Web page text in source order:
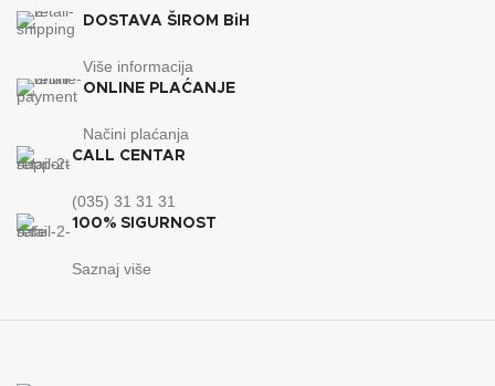
KAPACITET SPREMNIKA
DOSTAVA ŠIROM BiH
Više informacija
ONLINE PLAĆANJE
Načini plaćanja
CALL CENTAR
(035) 31 31 31
100% SIGURNOST
Saznaj više